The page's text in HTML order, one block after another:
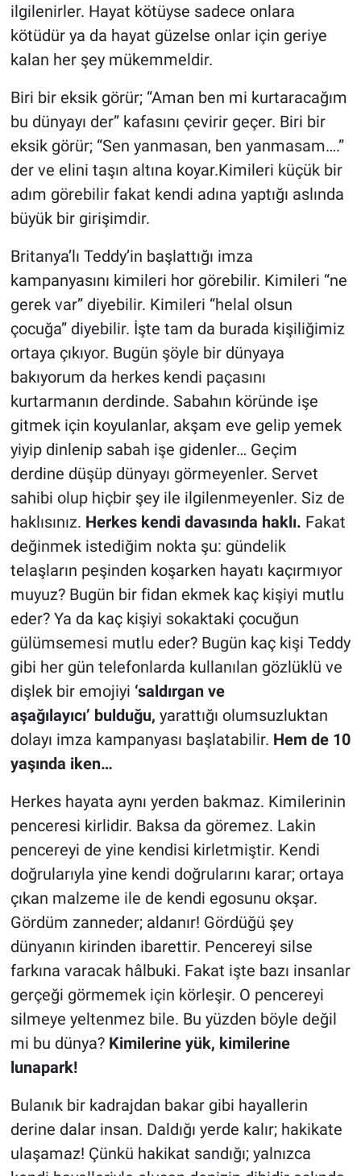
ilgilenirler. Hayat kötüyse sadece onlara
kötüdür ya da hayat güzelse onlar için geriye
kalan her şey mükemmeldir.
Biri bir eksik görür; “Aman ben mi kurtaracağım
bu dünyayı der” kafasını çevirir geçer. Biri bir
eksik görür; “Sen yanmasan, ben yanmasam….”
der ve elini taşın altına koyar.Kimileri küçük bir
adım görebilir fakat kendi adına yaptığı aslında
büyük bir girişimdir.
Britanya’lı Teddy’in başlattığı imza
kampanyasını kimileri hor görebilir. Kimileri “ne
gerek var” diyebilir. Kimileri “helal olsun
çocuğa” diyebilir. İşte tam da burada kişiliğimiz
ortaya çıkıyor. Bugün şöyle bir dünyaya
bakıyorum da herkes kendi paçasını
kurtarmanın derdinde. Sabahın köründe işe
gitmek için koyulanlar, akşam eve gelip yemek
yiyip dinlenip sabah işe gidenler… Geçim
derdine düşüp dünyayı görmeyenler. Servet
sahibi olup hiçbir şey ile ilgilenmeyenler. Siz de
haklısınız. Herkes kendi davasında haklı. Fakat
değinmek istediğim nokta şu: gündelik
telaşların peşinden koşarken hayatı kaçırmıyor
muyuz? Bugün bir fidan ekmek kaç kişiyi mutlu
eder? Ya da kaç kişiyi sokaktaki çocuğun
gülümsemesi mutlu eder? Bugün kaç kişi Teddy
gibi her gün telefonlarda kullanılan gözlüklü ve
dişlek bir emojiyi ‘saldırgan ve
aşağılayıcı’ bulduğu, yarattığı olumsuzluktan
dolayı imza kampanyası başlatabilir. Hem de 10
yaşında iken…
Herkes hayata aynı yerden bakmaz. Kimilerinin
penceresi kirlidir. Baksa da göremez. Lakin
pencereyi de yine kendisi kirletmiştir. Kendi
doğrularıyla yine kendi doğrularını karar; ortaya
çıkan malzeme ile de kendi egosunu okşar.
Gördüm zanneder; aldanır! Gördüğü şey
dünyanın kirinden ibarettir. Pencereyi silse
farkına varacak hâlbuki. Fakat işte bazı insanlar
gerçeği görmemek için körleşir. O pencereyi
silmeye yeltenmez bile. Bu yüzden böyle değil
mi bu dünya? Kimilerine yük, kimilerine
lunapark!
Bulanık bir kadrajdan bakar gibi hayallerin
derine dalar insan. Daldığı yerde kalır; hakikate
ulaşamaz! Çünkü hakikat sandığı; yalnızca